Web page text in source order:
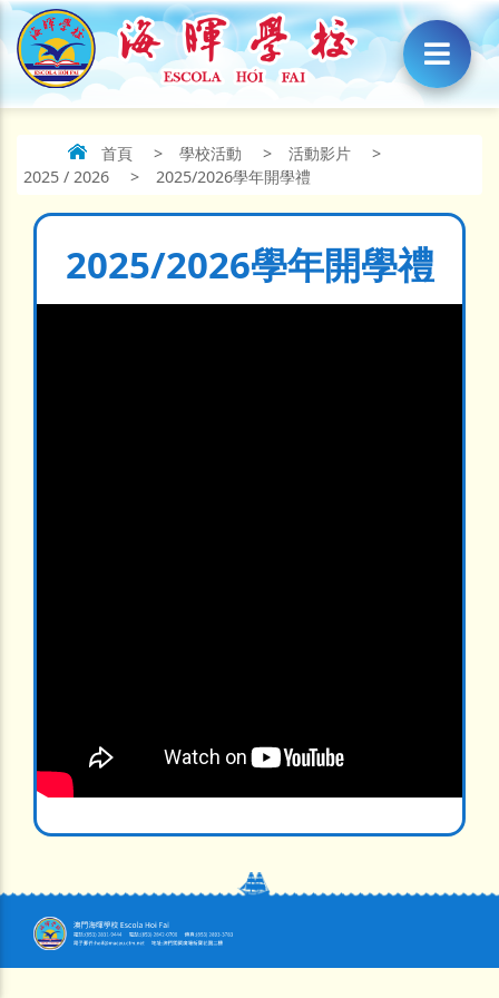
首頁 > 學校活動 > 活動影片
>
2025 / 2026
> 2025/2026學年開學禮
2025/2026學年開學禮